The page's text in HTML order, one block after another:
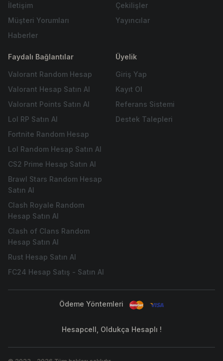
İletişim
Müşteri Yorumları
Haberler
Çekilişler
Yayıncılar
Faydalı Bağlantılar
Valorant Random Hesap
Valorant Hesap Satın Al
Valorant Points Satın Al
Lol RP Satın Al
Fortnite Random Hesap
Lol Random Hesap Satın Al
CS2 Prime Hesap Satın Al
Brawl Stars Random Hesap
Satın Al
Clash Royale Random
Hesap Satın Al
Clash of Clans Random
Hesap Satın Al
Rust Hesap Satın Al
FC24 Hesap Satış - Satın Al
Üyelik
Giriş Yap
Kayıt Ol
Referans Sistemi
Destek Talepleri
Ödeme Yöntemleri
Hesapcell, Oldukça Hesaplı !